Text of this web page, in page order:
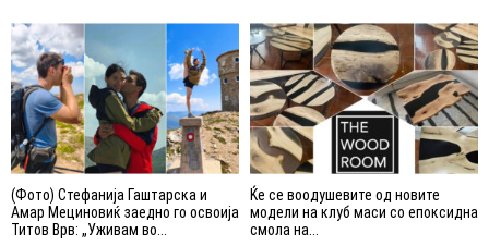
(Фото) Стефанија Гаштарска и
Амар Мециновиќ заедно го освоија
Титов Врв: „Уживам во...
Ќе се воодушевите од новите
модели на клуб маси со епоксидна
смола на...